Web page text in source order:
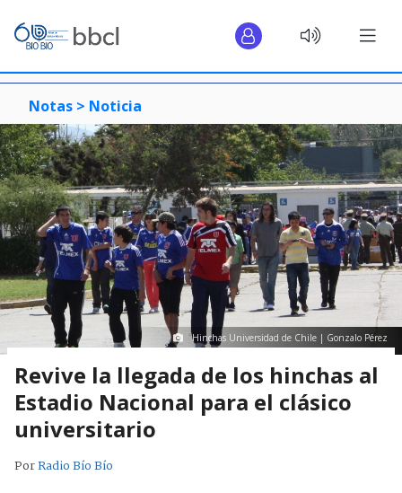
Notas > Noticia
Hinchas Universidad de Chile | Gonzalo Pérez
Revive la llegada de los hinchas al
Estadio Nacional para el clásico
universitario
PorRadio Bío Bío